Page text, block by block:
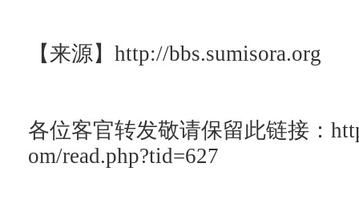
【来源】 http://bbs.sumisora.org
各位客官转发敬请保留此链接：
om/read.php?tid=627